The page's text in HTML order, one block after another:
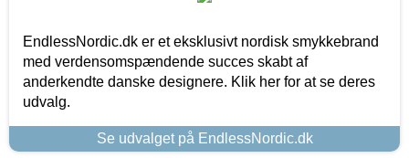
EndlessNordic.dk er et eksklusivt nordisk smykkebrand
med verdensomspændende succes skabt af
anderkendte danske designere. Klik her for at se deres
udvalg.
Se udvalget på EndlessNordic.dk